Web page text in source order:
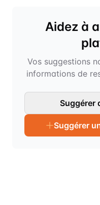
Aidez à
Vos suggestions
informations de
Suggérer
Suggérer